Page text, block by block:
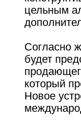
цельным
Согласно
будет
который
Новое